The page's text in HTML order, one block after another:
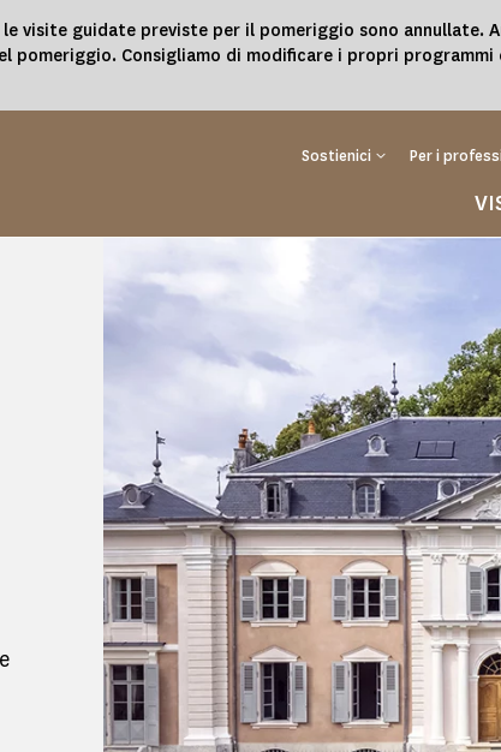
visite guidate previste per il pomeriggio sono annullate.
pomeriggio. Consigliamo di modificare i propri
Sostienici Per i